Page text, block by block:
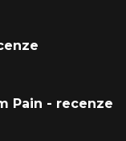
Pain - recenze